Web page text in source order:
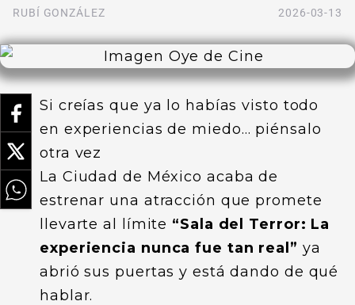
RUBÍ GONZÁLEZ 2026-03-13
Si creías que ya lo habías visto todo
en experiencias de miedo… piénsalo
otra vez
La Ciudad de México acaba de
estrenar una atracción que promete
llevarte al límite “Sala del Terror: La
experiencia nunca fue tan real” ya
abrió sus puertas y está dando de qué
hablar.